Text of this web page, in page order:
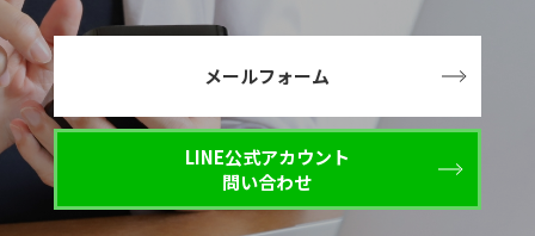
メールフォーム
LINE公式アカウント
問い合わせ